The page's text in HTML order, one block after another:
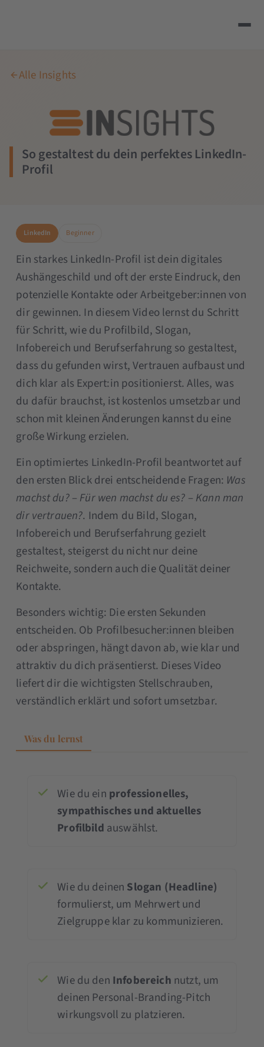
Alle Insights
So gestaltest du dein perfektes LinkedIn-
Profil
LinkedIn Beginner
Ein starkes LinkedIn-Profil ist dein digitales
Aushängeschild und oft der erste Eindruck, den
potenzielle Kontakte oder Arbeitgeber:innen von
dir gewinnen. In diesem Video lernst du Schritt
für Schritt, wie du Profilbild, Slogan,
Infobereich und Berufserfahrung so gestaltest,
dass du gefunden wirst, Vertrauen aufbaust und
dich klar als Expert:in positionierst. Alles, was
du dafür brauchst, ist kostenlos umsetzbar und
schon mit kleinen Änderungen kannst du eine
große Wirkung erzielen.
Ein optimiertes LinkedIn-Profil beantwortet auf
den ersten Blick drei entscheidende Fragen: Was
machst du?– Für wen machst du es? – Kann man
dir vertrauen?. Indem du Bild, Slogan,
Infobereich und Berufserfahrung gezielt
gestaltest, steigerst du nicht nur deine
Reichweite, sondern auch die Qualität deiner
Kontakte.
Besonders wichtig: Die ersten Sekunden
entscheiden. Ob Profilbesucher:innen bleiben
oder abspringen, hängt davon ab, wie klar und
attraktiv du dich präsentierst. Dieses Video
liefert dir die wichtigsten Stellschrauben,
verständlich erklärt und sofort umsetzbar.
Was du lernst
Wie du ein professionelles,
sympathisches und aktuelles
Profilbild auswählst.
Wie du deinen Slogan (Headline)
formulierst, um Mehrwert und
Zielgruppe klar zu kommunizieren.
Wie du den Infobereich nutzt, um
deinen Personal-Branding-Pitch
wirkungsvoll zu platzieren.